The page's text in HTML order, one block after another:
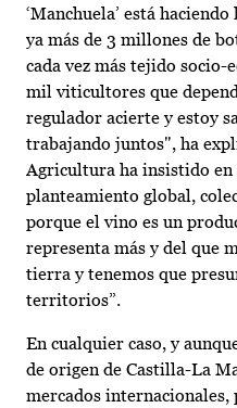
‘Manchuela’ está
ya más de 3 millones de
cada vez más tejido socio-
mil viticultores que
regulador acierte y estoy
trabajando juntos", ha
Agricultura ha insistido en
planteamiento global,
porque el vino es un
representa más y del que
tierra y tenemos que
territorios”.
En cualquier caso, y
de origen de Castilla-La
mercados